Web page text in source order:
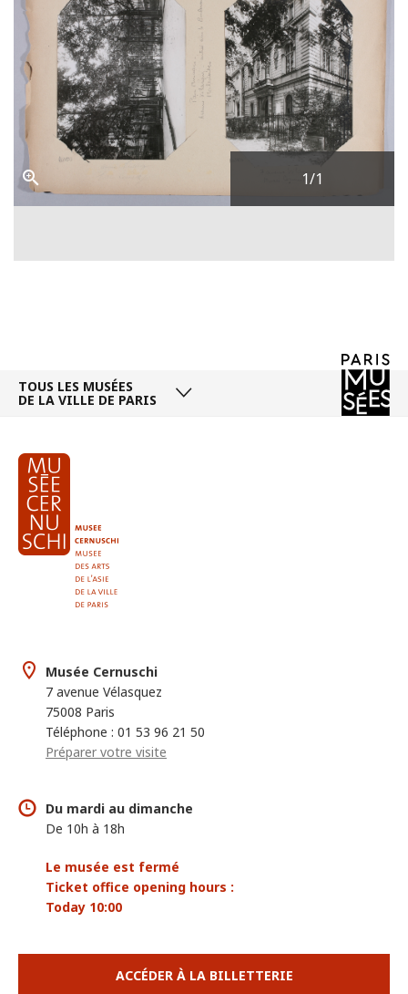
1/1
TOUS LES MUSÉES
DE LA VILLE DE PARIS
Musée Cernuschi
7 avenue Vélasquez
75008 Paris
Téléphone : 01 53 96 21 50
Préparer votre visite
Du mardi au dimanche
De 10h à 18h
Le musée est fermé
Ticket office opening hours :
Today 10:00
ACCÉDER À LA BILLETTERIE